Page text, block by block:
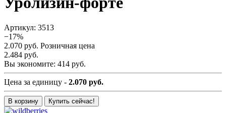
Артикул: 3513
−17%
2.070 руб. Розничная цена
2.484 руб.
Вы экономите: 414 руб.
Цена за единицу - 2.070 руб.
В корзину Купить сейчас!